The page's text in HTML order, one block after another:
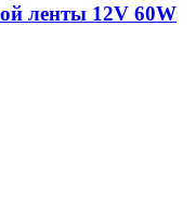
ленты 12V 60W